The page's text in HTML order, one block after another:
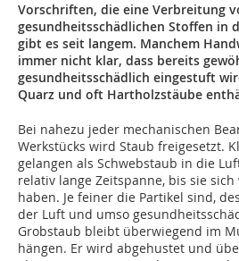
Vorschriften, die eine Verbreitung
gesundheitsschädlichen Stoffen in
gibt es seit langem. Manchem
immer nicht klar, dass bereits
gesundheitsschädlich eingestuft
Quarz und oft Hartholzstäube
Bei nahezu jeder mechanischen
Werkstücks wird Staub freigesetzt.
gelangen als Schwebstaub in die
relativ lange Zeitspanne, bis sie
haben. Je feiner die Partikel sind,
der Luft und umso
Grobstaub bleibt überwiegend im
hängen. Er wird abgehustet und